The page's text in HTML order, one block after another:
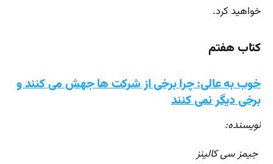
خواهید کرد.
کتاب هفتم
خوب به عالی: چرا برخی از شرکت ها جهش می کنند و
برخی دیگر نمی کنند
نویسنده:
جیمز سی کالینز